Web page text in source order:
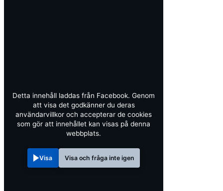
Detta innehåll laddas från Facebook. Genom
att visa det godkänner du deras
användarvillkor och accepterar de cookies
som gör att innehållet kan visas på denna
webbplats.
Visa Visa och fråga inte igen